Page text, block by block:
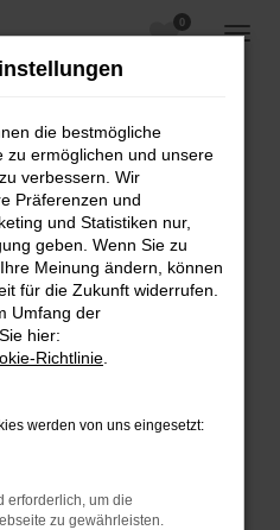
0
Error
aufgetreten.
dir helfen können:
und deine
zum Beispiel deine
wie Werbeblocker,
Seiten
die Seite in einem
die bestmögliche
zu ermöglichen und unsere
verbessern. Wir
Präferenzen und
und Statistiken nur,
geben. Wenn Sie zu
Meinung ändern, können
für die Zukunft widerrufen.
Umfang der
hier:
Richtlinie
werden von uns eingesetzt:
erforderlich, um die
zu gewährleisten.